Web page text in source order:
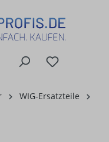
WIG-Ersatzteile